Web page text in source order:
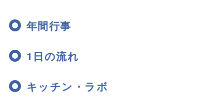
年間行事
1日の流れ
キッチン・ラボ